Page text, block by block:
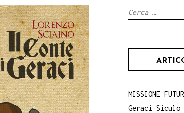
Ricerca
MISSIONE
Geraci Siculo